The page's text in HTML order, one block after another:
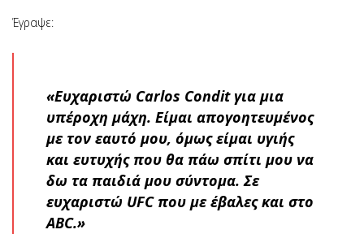
Έγραψε:
«Ευχαριστώ Carlos Condit για μια
υπέροχη μάχη. Είμαι απογοητευμένος
με τον εαυτό μου, όμως είμαι υγιής
και ευτυχής που θα πάω σπίτι μου να
δω τα παιδιά μου σύντομα. Σε
ευχαριστώ UFC που με έβαλες και στο
ABC.»